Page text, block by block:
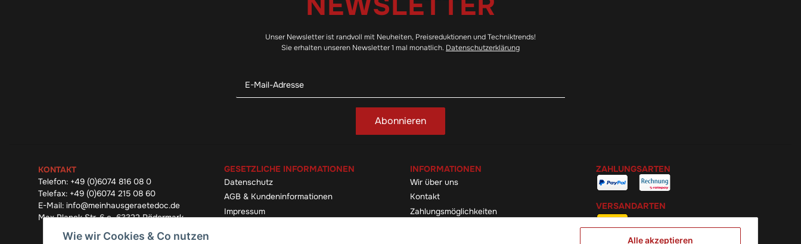
Unser Newsletter ist randvoll mit Neuheiten, Preisreduktionen und Techniktrends!
Sie erhalten unseren Newsletter 1 mal monatlich. Datenschutzerklärung
Abonnieren
KONTAKT
Telefon: +49 (0)6074 816 08 0
Telefax: +49 (0)6074 215 08 60
E-Mail: info@meinhausgeraetedoc.de
Max Planck Str. 6 c, 63322 Rödermark
GESETZLICHE INFORMATIONEN
Datenschutz
AGB & Kundeninformationen
Impressum
INFORMATIONEN
Wir über uns
Kontakt
Zahlungsmöglichkeiten
ZAHLUNGSARTEN
VERSANDARTEN
Wie wir Cookies & Co nutzen Alle akzeptieren